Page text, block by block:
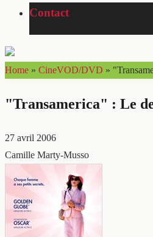
Contact
Home » CineVOD/DVD »
"Transamerica" : Le
27 avril 2006
Camille Marty-Musso